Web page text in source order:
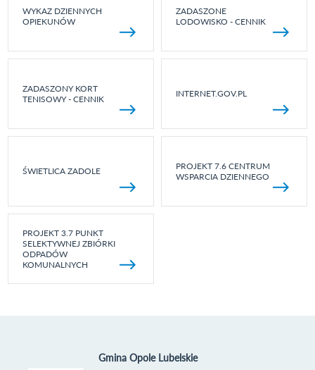
WYKAZ DZIENNYCH
OPIEKUNÓW
ZADASZONE
LODOWISKO - CENNIK
ZADASZONY KORT
TENISOWY - CENNIK
INTERNET.GOV.PL
ŚWIETLICA ZADOLE
PROJEKT 7.6 CENTRUM
WSPARCIA DZIENNEGO
PROJEKT 3.7 PUNKT
SELEKTYWNEJ ZBIÓRKI
ODPADÓW
KOMUNALNYCH
Gmina Opole Lubelskie